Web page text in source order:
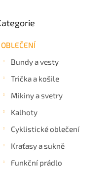
OBLEČENÍ
Bundy a vesty
Trička a košile
Mikiny a svetry
Kalhoty
Cyklistické oblečení
Kraťasy a sukně
Funkční prádlo